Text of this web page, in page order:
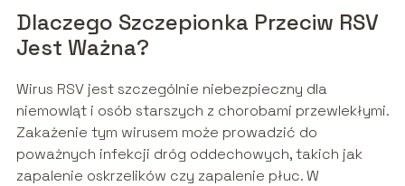
Dlaczego Szczepionka Przeciw RSV
Jest Ważna?
Wirus RSV jest szczególnie niebezpieczny dla
niemowląt i osób starszych z chorobami przewlekłymi.
Zakażenie tym wirusem może prowadzić do
poważnych infekcji dróg oddechowych, takich jak
zapalenie oskrzelików czy zapalenie płuc. W